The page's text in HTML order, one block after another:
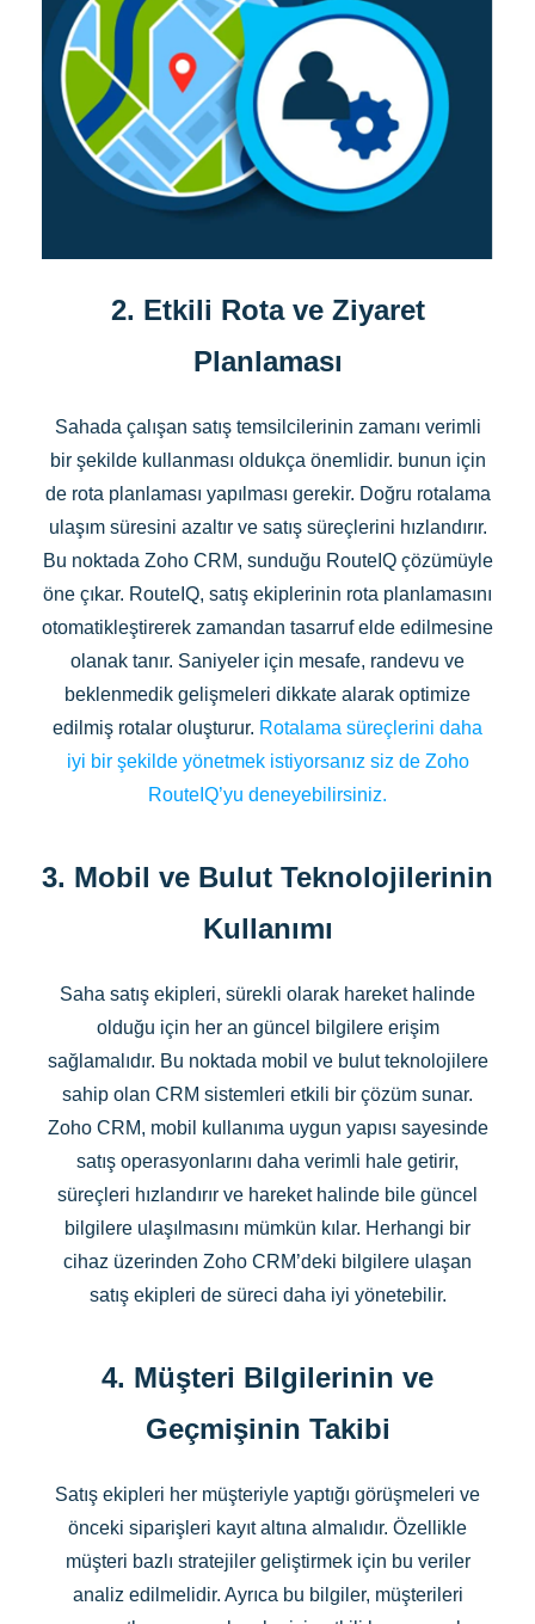
2. Etkili Rota ve Ziyaret
Planlaması
Sahada çalışan satış temsilcilerinin zamanı verimli
bir şekilde kullanması oldukça önemlidir. bunun için
de rota planlaması yapılması gerekir. Doğru rotalama
ulaşım süresini azaltır ve satış süreçlerini hızlandırır.
Bu noktada Zoho CRM, sunduğu RouteIQ çözümüyle
öne çıkar. RouteIQ, satış ekiplerinin rota planlamasını
otomatikleştirerek zamandan tasarruf elde edilmesine
olanak tanır. Saniyeler için mesafe, randevu ve
beklenmedik gelişmeleri dikkate alarak optimize
edilmiş rotalar oluşturur. Rotalama süreçlerini daha
iyi bir şekilde yönetmek istiyorsanız siz de Zoho
RouteIQ’yu deneyebilirsiniz.
3. Mobil ve Bulut Teknolojilerinin
Kullanımı
Saha satış ekipleri, sürekli olarak hareket halinde
olduğu için her an güncel bilgilere erişim
sağlamalıdır. Bu noktada mobil ve bulut teknolojilere
sahip olan CRM sistemleri etkili bir çözüm sunar.
Zoho CRM, mobil kullanıma uygun yapısı sayesinde
satış operasyonlarını daha verimli hale getirir,
süreçleri hızlandırır ve hareket halinde bile güncel
bilgilere ulaşılmasını mümkün kılar. Herhangi bir
cihaz üzerinden Zoho CRM’deki bilgilere ulaşan
satış ekipleri de süreci daha iyi yönetebilir.
4. Müşteri Bilgilerinin ve
Geçmişinin Takibi
Satış ekipleri her müşteriyle yaptığı görüşmeleri ve
önceki siparişleri kayıt altına almalıdır. Özellikle
müşteri bazlı stratejiler geliştirmek için bu veriler
analiz edilmelidir. Ayrıca bu bilgiler, müşterileri